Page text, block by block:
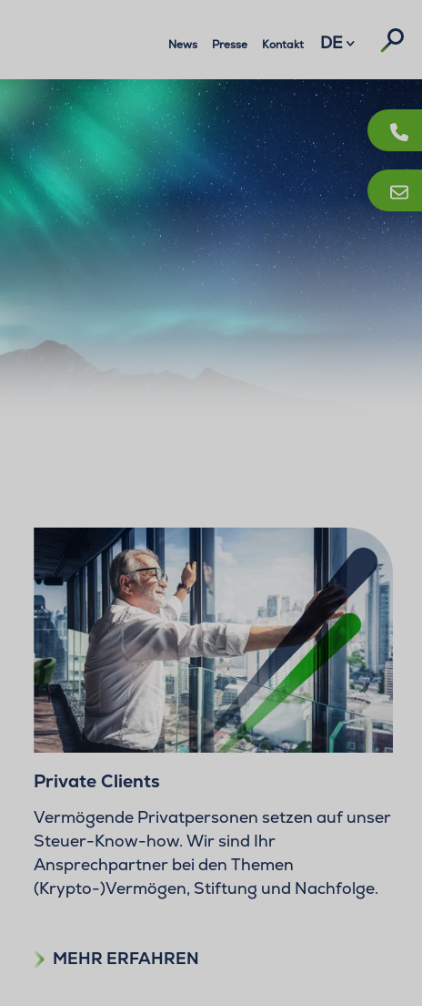
News Presse Kontakt DE
Private Clients
Vermögende Privatpersonen setzen auf unser
Steuer-Know-how. Wir sind Ihr
Ansprechpartner bei den Themen
(Krypto-)Vermögen, Stiftung und Nachfolge.
MEHR ERFAHREN